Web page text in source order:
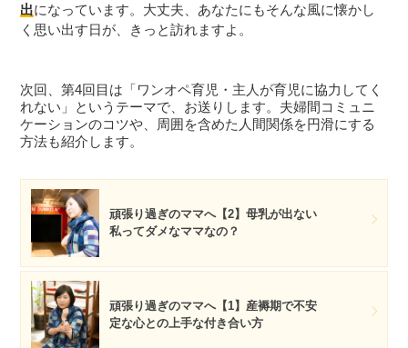
出になっています。大丈夫、あなたにもそんな風に懐かし
く思い出す日が、きっと訪れますよ。
次回、第4回目は「ワンオペ育児・主人が育児に協力してく
れない」というテーマで、お送りします。夫婦間コミュニ
ケーションのコツや、周囲を含めた人間関係を円滑にする
方法も紹介します。
頑張り過ぎのママへ【2】母乳が出ない
私ってダメなママなの？
頑張り過ぎのママへ【1】産褥期で不安
定な心との上手な付き合い方